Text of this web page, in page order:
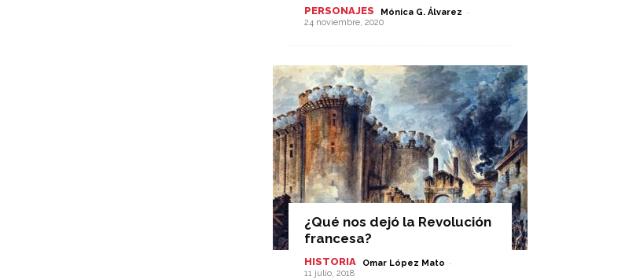
PERSONAJES Mónica G. Álvarez -
24 noviembre, 2020
¿Qué nos dejó la Revolución
francesa?
HISTORIA Omar López Mato -
11 julio, 2018